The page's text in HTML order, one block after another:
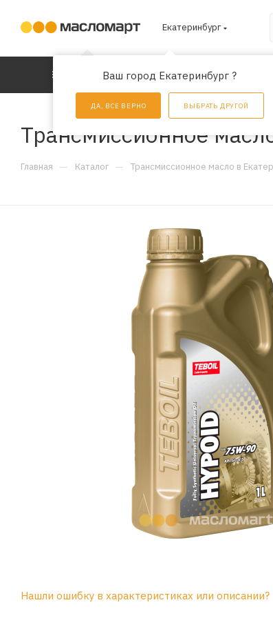
Екатеринбург
Ваш город Екатеринбург ?
ДА, ВСЕ ВЕРНО ВЫБРАТЬ ДРУГОЙ
КАТАЛОГ АКЦИИ
Трансмиссионное
Главная — Каталог — Трансмиссионное масло в
Нашли ошибку в характеристиках или описании?